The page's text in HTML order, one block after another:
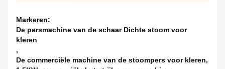
Markeren:
De persmachine van de schaar Dichte stoom voor
kleren
,
De commerciële machine van de stoompers voor kleren,